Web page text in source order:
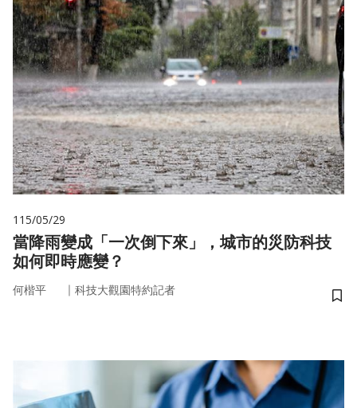
115/05/29
當降雨變成「一次倒下來」，城市的災防科技
如何即時應變？
何楷平 ｜ 科技大觀園特約記者
儲